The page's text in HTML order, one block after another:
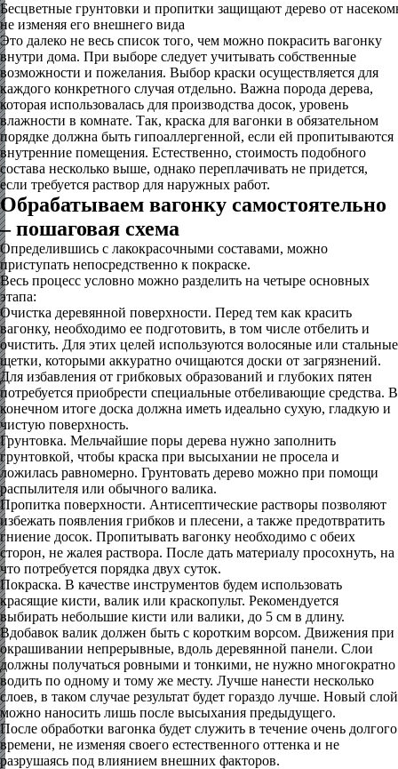
Бесцветные грунтовки и пропитки защищают дерево от
не изменяя его внешнего вида
Это далеко не весь список того, чем можно покрасить вагонку
внутри дома. При выборе следует учитывать собственные
возможности и пожелания. Выбор краски осуществляется для
каждого конкретного случая отдельно. Важна порода дерева,
которая использовалась для производства досок, уровень
влажности в комнате. Так, краска для вагонки в обязательном
порядке должна быть гипоаллергенной, если ей пропитываются
внутренние помещения. Естественно, стоимость подобного
состава несколько выше, однако переплачивать не придется,
если требуется раствор для наружных работ.
Обрабатываем вагонку самостоятельно
– пошаговая схема
Определившись с лакокрасочными составами, можно
приступать непосредственно к покраске.
Весь процесс условно можно разделить на четыре основных
этапа:
Очистка деревянной поверхности. Перед тем как красить
вагонку, необходимо ее подготовить, в том числе отбелить и
очистить. Для этих целей используются волосяные или стальные
щетки, которыми аккуратно очищаются доски от загрязнений.
Для избавления от грибковых образований и глубоких пятен
потребуется приобрести специальные отбеливающие средства. В
конечном итоге доска должна иметь идеально сухую, гладкую и
чистую поверхность.
Грунтовка. Мельчайшие поры дерева нужно заполнить
грунтовкой, чтобы краска при высыхании не просела и
ложилась равномерно. Грунтовать дерево можно при помощи
распылителя или обычного валика.
Пропитка поверхности. Антисептические растворы позволяют
избежать появления грибков и плесени, а также предотвратить
гниение досок. Пропитывать вагонку необходимо с обеих
сторон, не жалея раствора. После дать материалу просохнуть, на
что потребуется порядка двух суток.
Покраска. В качестве инструментов будем использовать
красящие кисти, валик или краскопульт. Рекомендуется
выбирать небольшие кисти или валики, до 5 см в длину.
Вдобавок валик должен быть с коротким ворсом. Движения при
окрашивании непрерывные, вдоль деревянной панели. Слои
должны получаться ровными и тонкими, не нужно многократно
водить по одному и тому же месту. Лучше нанести несколько
слоев, в таком случае результат будет гораздо лучше. Новый слой
можно наносить лишь после высыхания предыдущего.
После обработки вагонка будет служить в течение очень долгого
времени, не изменяя своего естественного оттенка и не
разрушаясь под влиянием внешних факторов.